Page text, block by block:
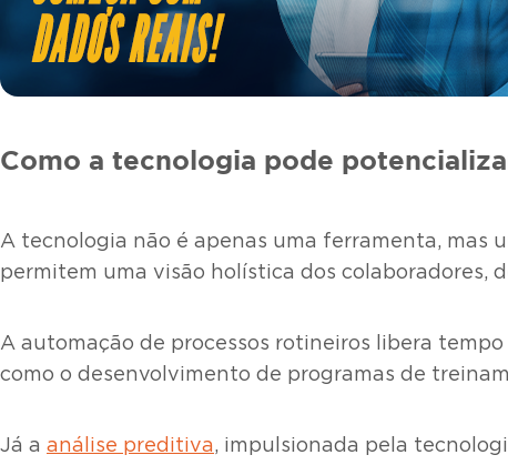
Como a tecnologia pode
A tecnologia não é apenas uma ferramenta, mas
permitem uma visão holística dos colaboradores,
A automação de processos rotineiros libera
como o desenvolvimento de programas de
Já a análise preditiva, impulsionada pela